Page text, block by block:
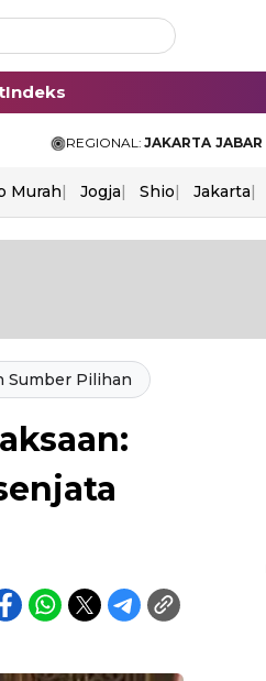
Indeks
REGIONAL: JAKARTA JABAR
Murah Jogja Shio Jakarta
Sumber Pilihan